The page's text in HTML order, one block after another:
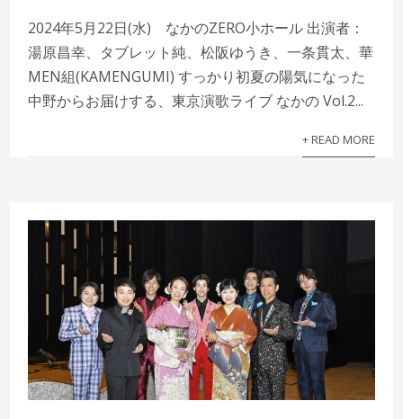
2024年5月22日(水) なかのZERO小ホール 出演者：
湯原昌幸、タブレット純、松阪ゆうき、一条貫太、華
MEN組(KAMENGUMI) すっかり初夏の陽気になった
中野からお届けする、東京演歌ライブ なかの Vol.2...
+ READ MORE